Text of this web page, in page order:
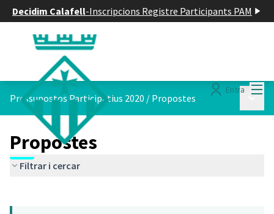
Decidim Calafell-Inscripcions Registre Participants PAM
Entra
Pressupostos Participatius 2020 / Propostes
Propostes
Filtrar i cercar